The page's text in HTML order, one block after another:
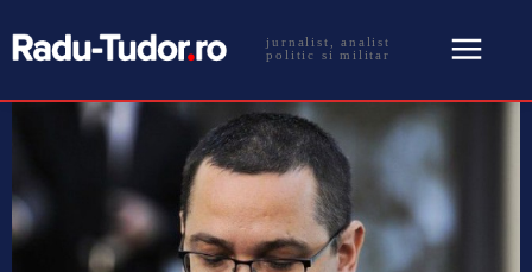
jurnalist, analist
politic si militar